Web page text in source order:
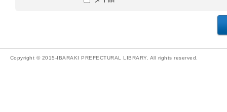
Copyright © 2015-IBARAKI PREFECTURAL LIBRARY. All rights reserved.